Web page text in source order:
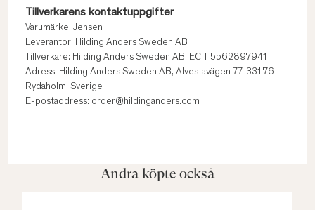
Tillverkarens kontaktuppgifter
Varumärke: Jensen
Leverantör: Hilding Anders Sweden AB
Tillverkare: Hilding Anders Sweden AB, ECIT 5562897941
Adress: Hilding Anders Sweden AB, Alvestavägen 77, 331 76
Rydaholm, Sverige
E-postaddress: order@hildinganders.com
Andra köpte också